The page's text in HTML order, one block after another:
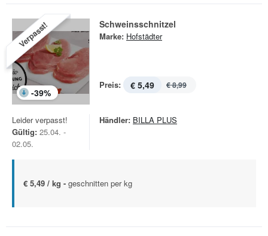
Verpasst!
-39%
Schweinsschnitzel
Marke: Hofstädter
Preis: € 5,49 € 8,99
Leider verpasst!
Gültig: 25.04. -
02.05.
Händler: BILLA PLUS
€ 5,49 / kg - geschnitten per kg